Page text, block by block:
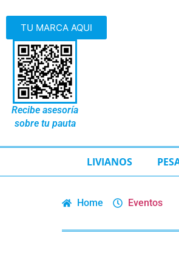
TU MARCA AQUI
Recibe asesoría
sobre tu pauta
LIVIANOS
Home Eventos